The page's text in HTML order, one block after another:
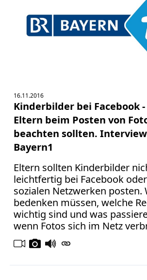
16.11.2016
Kinderbilder bei Facebook -
Eltern beim Posten von
beachten sollten.
Bayern1
Eltern sollten Kinderbilder
leichtfertig bei Facebook
sozialen Netzwerken posten.
bedenken müssen, welche
wichtig sind und was
wenn Fotos sich im Netz